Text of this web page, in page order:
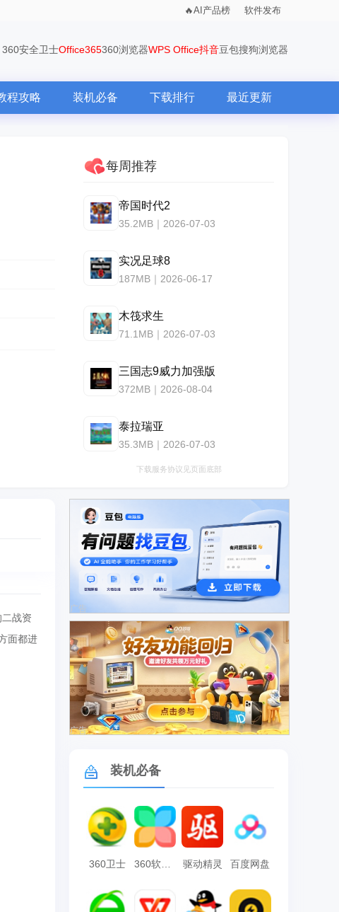
AI产品榜 软件发布
360安全卫士Office365360浏览器WPS Office抖音豆包搜狗浏览器
程攻略 装机必备 下载排行 最近更新
每周推荐
帝国时代2
35.2MB｜2026-07-03
实况足球8
187MB｜2026-06-17
木筏求生
71.1MB｜2026-07-03
三国志9威力加强版
372MB｜2026-08-04
泰拉瑞亚
35.3MB｜2026-07-03
下载服务协议见页面底部
战资
面都进
广告
广告
装机必备
360卫士 360软件管家 驱动精灵 百度网盘